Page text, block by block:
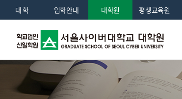
대 학 입학안내 대학원 평생교육원